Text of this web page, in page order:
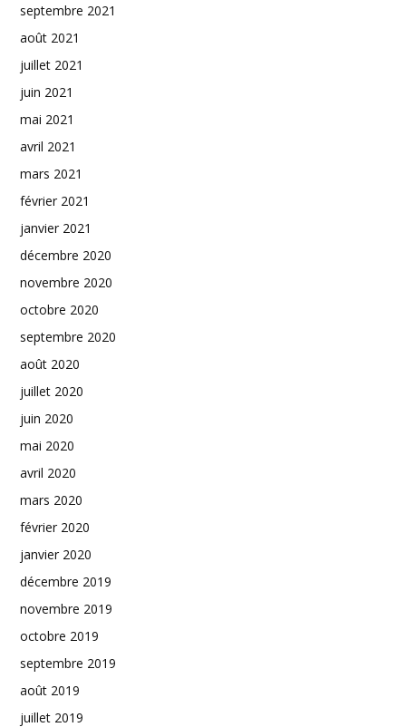
septembre 2021
août 2021
juillet 2021
juin 2021
mai 2021
avril 2021
mars 2021
février 2021
janvier 2021
décembre 2020
novembre 2020
octobre 2020
septembre 2020
août 2020
juillet 2020
juin 2020
mai 2020
avril 2020
mars 2020
février 2020
janvier 2020
décembre 2019
novembre 2019
octobre 2019
septembre 2019
août 2019
juillet 2019